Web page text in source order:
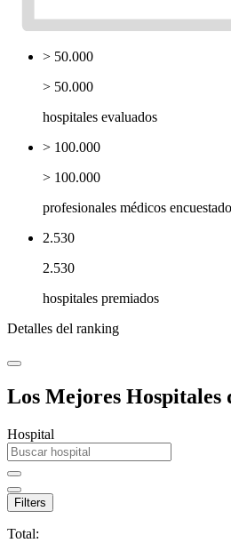
> 50.000
> 50.000
hospitales evaluados
> 100.000
> 100.000
profesionales médicos
2.530
2.530
hospitales premiados
Detalles del ranking
Los Mejores Hospitales
Hospital
Filters
Total: